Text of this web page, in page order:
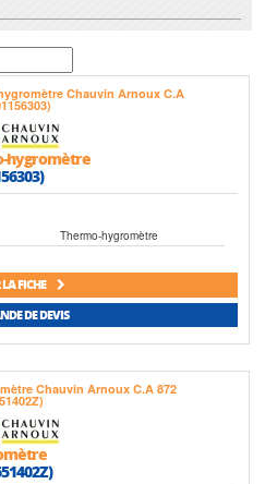
hygromètre
Thermo-hygromètre
FICHE
DE DEVIS